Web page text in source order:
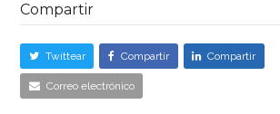
Compartir
Twittear Compartir Compartir
Correo electrónico